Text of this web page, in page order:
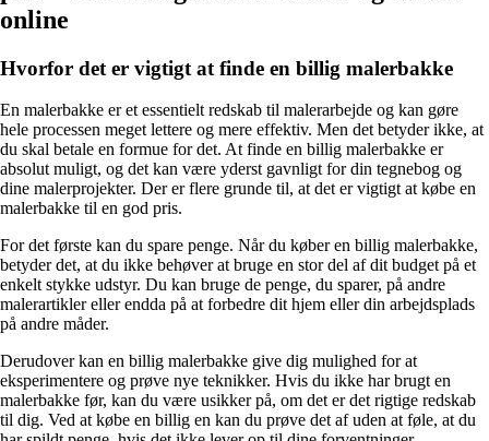
online
Hvorfor det er vigtigt at finde en billig malerbakke
En malerbakke er et essentielt redskab til malerarbejde og kan gøre
hele processen meget lettere og mere effektiv. Men det betyder ikke, at
du skal betale en formue for det. At finde en billig malerbakke er
absolut muligt, og det kan være yderst gavnligt for din tegnebog og
dine malerprojekter. Der er flere grunde til, at det er vigtigt at købe en
malerbakke til en god pris.
For det første kan du spare penge. Når du køber en billig malerbakke,
betyder det, at du ikke behøver at bruge en stor del af dit budget på et
enkelt stykke udstyr. Du kan bruge de penge, du sparer, på andre
malerartikler eller endda på at forbedre dit hjem eller din arbejdsplads
på andre måder.
Derudover kan en billig malerbakke give dig mulighed for at
eksperimentere og prøve nye teknikker. Hvis du ikke har brugt en
malerbakke før, kan du være usikker på, om det er det rigtige redskab
til dig. Ved at købe en billig en kan du prøve det af uden at føle, at du